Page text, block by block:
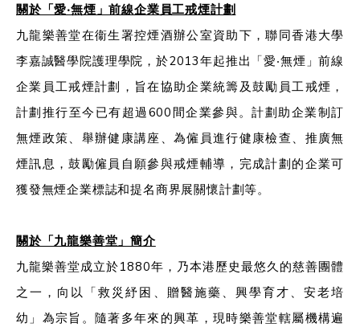
關於「愛‧無煙」前線企業員工戒煙計劃
九龍樂善堂在衞生署控煙酒辦公室資助下，聯同香港大學
李嘉誠醫學院護理學院，於2013年起推出「愛‧無煙」前線
企業員工戒煙計劃，旨在協助企業統籌及鼓勵員工戒煙，
計劃推行至今已有超過600間企業參與。計劃助企業制訂
無煙政策、舉辦健康講座、為僱員進行健康檢查、推廣無
煙訊息，鼓勵僱員自願參與戒煙輔導，完成計劃的企業可
獲發無煙企業標誌和提名商界展關懷計劃等。
關於「九龍樂善堂」簡介
九龍樂善堂成立於1880年，乃本港歷史最悠久的慈善團體
之一，向以「救災紓困、贈醫施藥、興學育才、安老培
幼」為宗旨。隨著多年來的興革，現時樂善堂轄屬機構遍